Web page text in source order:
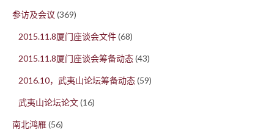
参访及会议 (369)
2015.11.8厦门座谈会文件(68)
2015.11.8厦门座谈会筹备动态(43)
2016.10，武夷山论坛筹备动态(59)
武夷山论坛论文(16)
南北鸿雁(56)